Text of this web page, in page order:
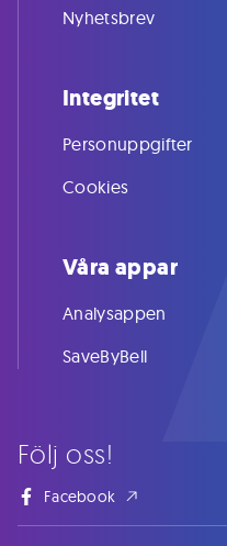
Följ oss!
Facebook
Nyhetsbrev
Integritet
Personuppgifter
Cookies
Våra appar
Analysappen
SaveByBell